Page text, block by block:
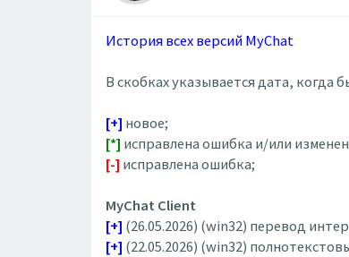
История всех версий MyChat
В скобках указывается дата, когда
[+] новое;
[*] исправлена ошибка и/или
[-] исправлена ошибка;
MyChat Client
[+] (26.05.2026) (win32) перевод
[+] (22.05.2026) (win32)